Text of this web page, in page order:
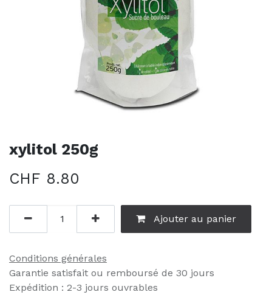
xylitol 250g
CHF 8.80
Ajouter au panier
Conditions générales
Garantie satisfait ou remboursé de 30 jours
Expédition : 2-3 jours ouvrables